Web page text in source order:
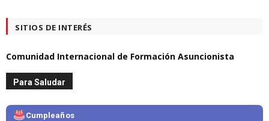
SITIOS DE INTERÉS
Comunidad Internacional de Formación Asuncionista
Para Saludar
Cumpleaños